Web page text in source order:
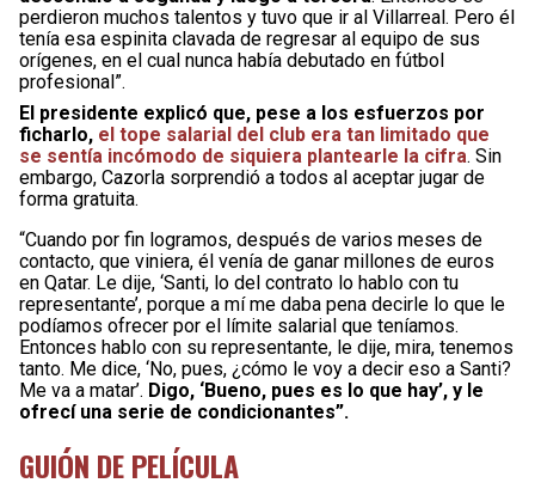
perdieron muchos talentos y tuvo que ir al Villarreal. Pero él
tenía esa espinita clavada de regresar al equipo de sus
orígenes, en el cual nunca había debutado en fútbol
profesional”.
El presidente explicó que, pese a los esfuerzos por
ficharlo, el tope salarial del club era tan limitado que
se sentía incómodo de siquiera plantearle la cifra. Sin
embargo, Cazorla sorprendió a todos al aceptar jugar de
forma gratuita.
“Cuando por fin logramos, después de varios meses de
contacto, que viniera, él venía de ganar millones de euros
en Qatar. Le dije, ‘Santi, lo del contrato lo hablo con tu
representante’, porque a mí me daba pena decirle lo que le
podíamos ofrecer por el límite salarial que teníamos.
Entonces hablo con su representante, le dije, mira, tenemos
tanto. Me dice, ‘No, pues, ¿cómo le voy a decir eso a Santi?
Me va a matar’. Digo, ‘Bueno, pues es lo que hay’, y le
ofrecí una serie de condicionantes”.
GUIÓN DE PELÍCULA